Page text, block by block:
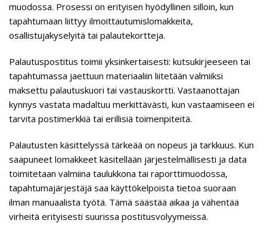
muodossa. Prosessi on erityisen hyödyllinen silloin, kun
tapahtumaan liittyy ilmoittautumislomakkeita,
osallistujakyselyitä tai palautekortteja.
Palautuspostitus toimii yksinkertaisesti: kutsukirjeeseen tai
tapahtumassa jaettuun materiaaliin liitetään valmiiksi
maksettu palautuskuori tai vastauskortti. Vastaanottajan
kynnys vastata madaltuu merkittävästi, kun vastaamiseen ei
tarvita postimerkkiä tai erillisiä toimenpiteitä.
Palautusten käsittelyssä tärkeää on nopeus ja tarkkuus. Kun
saapuneet lomakkeet käsitellään järjestelmällisesti ja data
toimitetaan valmiina taulukkona tai raporttimuodossa,
tapahtumajärjestäjä saa käyttökelpoista tietoa suoraan
ilman manuaalista työtä. Tämä säästää aikaa ja vähentää
virheitä erityisesti suurissa postitusvolyymeissä.